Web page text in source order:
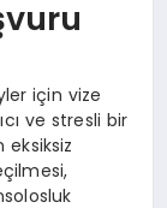
için vize
ve stresli bir